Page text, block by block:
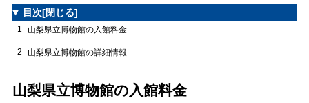
目次[閉じる]
1 山梨県立博物館の入館料金
2 山梨県立博物館の詳細情報
山梨県立博物館の入館料金